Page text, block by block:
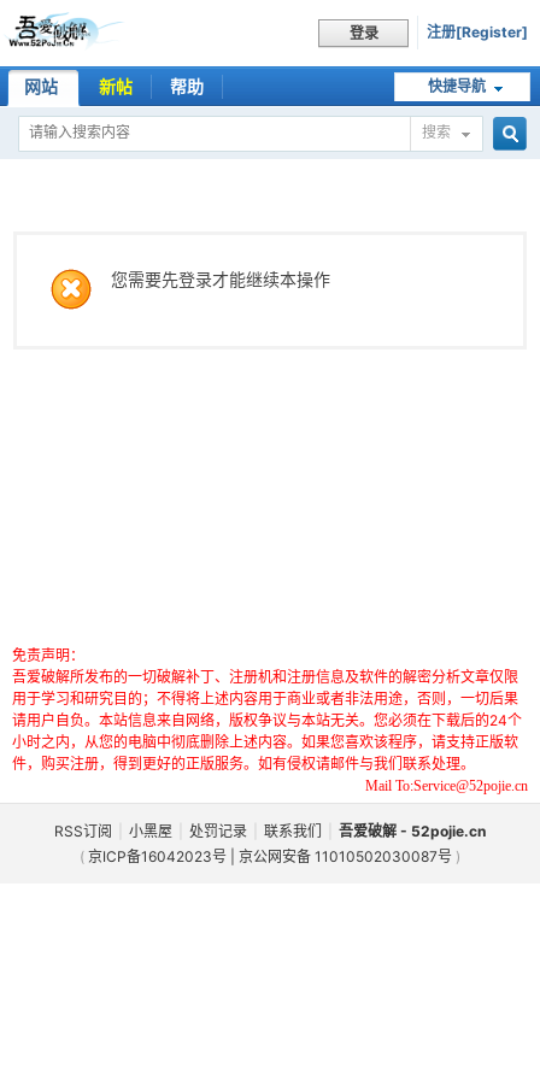
登录 注册[Register]
快捷导航
网站 新帖 帮助
搜索
您需要先登录才能继续本操作
免责声明：
吾爱破解所发布的一切破解补丁、注册机和注册信息及软件的解密分析文章仅限
用于学习和研究目的；不得将上述内容用于商业或者非法用途，否则，一切后果
请用户自负。本站信息来自网络，版权争议与本站无关。您必须在下载后的24个
小时之内，从您的电脑中彻底删除上述内容。如果您喜欢该程序，请支持正版软
件，购买注册，得到更好的正版服务。如有侵权请邮件与我们联系处理。
Mail To:Service@52pojie.cn
RSS订阅 小黑屋 处罚记录 联系我们
吾爱破解 - 52pojie.cn
( 京ICP备16042023号 | 京公网安备 11010502030087号 )